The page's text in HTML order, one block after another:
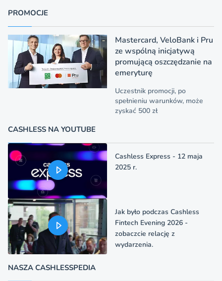
PROMOCJE
Mastercard, VeloBank i Pru
ze wspólną inicjatywą
promującą oszczędzanie na
emeryturę
Uczestnik promocji, po
spełnieniu warunków, może
zyskać 500 zł
CASHLESS NA YOUTUBE
Cashless Express - 12 maja
2025 r.
Jak było podczas Cashless
Fintech Evening 2026 -
zobaczcie relację z
wydarzenia.
NASZA CASHLESSPEDIA